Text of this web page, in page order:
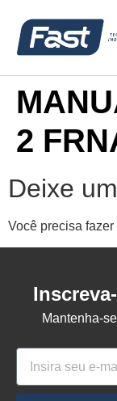
2
Deixe
Você precisa fazer
Mantenha-